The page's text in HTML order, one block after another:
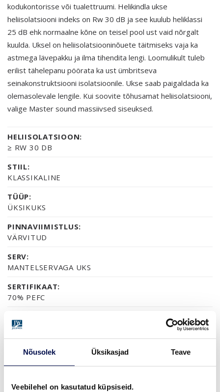
Nõusolek Üksikasjad Teave
Veebilehel on kasutatud küpsiseid.
kodukontorisse või tualettruumi. Helikindla ukse
heliisolatsiooni indeks on Rw 30 dB ja see kuulub heliklassi
25 dB ehk normaalne kõne on teisel pool ust vaid nõrgalt
kuulda. Uksel on heliisolatsiooninõuete täitmiseks vaja ka
astmega lävepakku ja ilma tihendita lengi. Loomulikult tuleb
erilist tähelepanu pöörata ka ust ümbritseva
seinakonstruktsiooni isolatsioonile. Ukse saab paigaldada ka
olemasolevale lengile. Kui soovite tõhusamat heliisolatsiooni,
valige Master sound massiivsed siseuksed.
HELIISOLATSIOON:
≥ RW 30 DB
STIIL:
KLASSIKALINE
TÜÜP:
ÜKSIKUKS
PINNAVIIMISTLUS:
VÄRVITUD
SERV:
MANTELSERVAGA UKS
SERTIFIKAAT:
70% PEFC
2-AASTANE TOOTEGARANTII
NCS S0502-YNCS S0500-NNCS S1502-G50Y
NCS S5500-N